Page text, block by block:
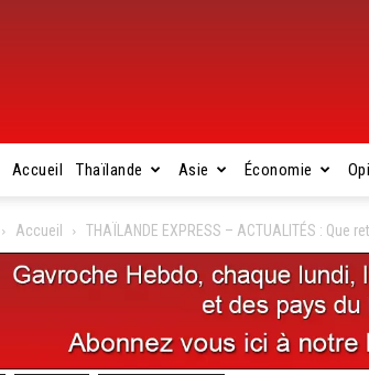
Accueil Thaïlande Asie Économie
Accueil THAÏLANDE EXPRESS – ACTUALITÉS : Que